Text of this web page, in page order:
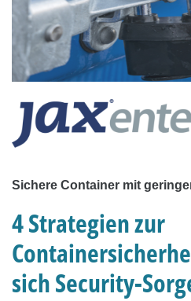
Sichere Container mit
4 Strategien zur
sich Security-